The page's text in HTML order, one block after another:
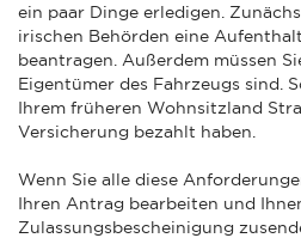
ein paar Dinge erledigen.
irischen Behörden eine
beantragen. Außerdem müssen
Eigentümer des Fahrzeugs sind.
Ihrem früheren Wohnsitzland
Versicherung bezahlt haben.
Wenn Sie alle diese
Ihren Antrag bearbeiten und
Zulassungsbescheinigung